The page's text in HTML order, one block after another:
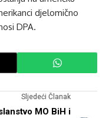
djelomično
DPA.
Sljedeći Članak
MO BiH i